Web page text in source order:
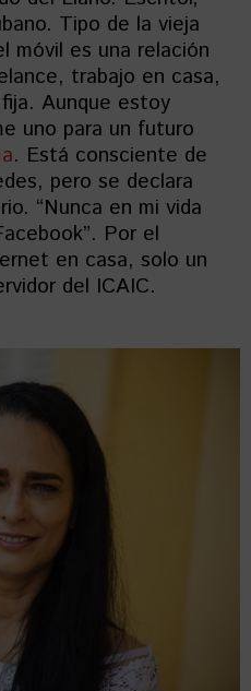
Tipo de la vieja
móvil es una relación
trabajo en casa,
Aunque estoy
uno para un futuro
. Está consciente de
pero se declara
“Nunca en mi vida
Por el
en casa, solo un
del ICAIC.